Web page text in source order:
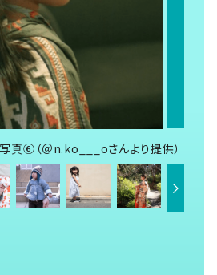
真⑥（＠n.ko___oさんより提供）